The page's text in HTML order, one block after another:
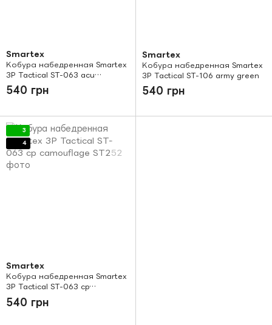
Smartex
Кобура набедренная Smartex
3P Tactical ST-063 acu
camouflage
540 грн
Smartex
Кобура набедренная Smartex
3P Tactical ST-106 army green
540 грн
3
4
Smartex
Кобура набедренная Smartex
3P Tactical ST-063 cp
camouflage
540 грн